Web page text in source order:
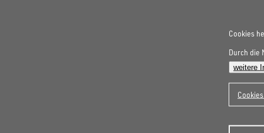
Cookies
Durch die
weitere